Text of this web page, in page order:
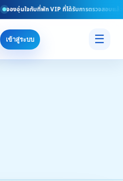
จองอุ่นใจกับที่พัก VIP ที่ได้รับการตรวจสอบแล้ว
เข้าสู่ระบบ ☰